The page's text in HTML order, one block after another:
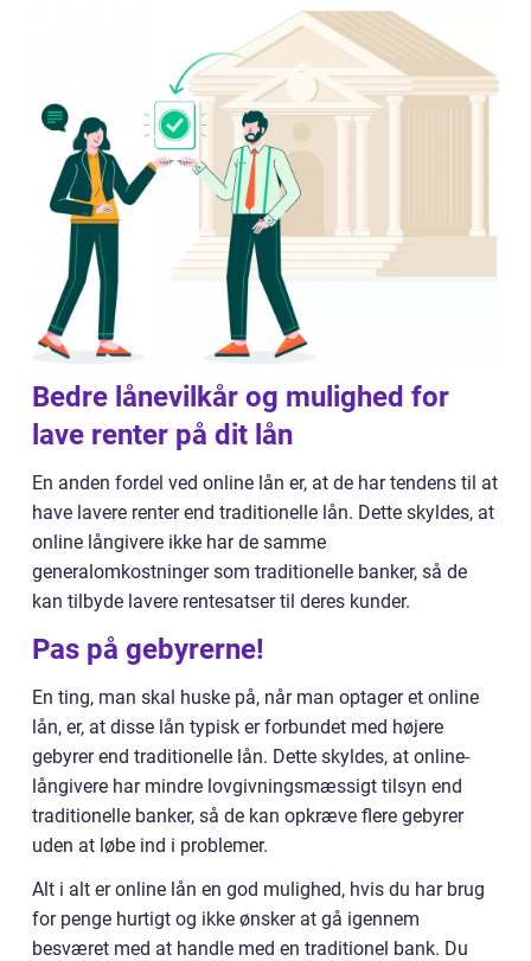
Bedre lånevilkår og mulighed for
lave renter på dit lån
En anden fordel ved online lån er, at de har tendens til at
have lavere renter end traditionelle lån. Dette skyldes, at
online långivere ikke har de samme
generalomkostninger som traditionelle banker, så de
kan tilbyde lavere rentesatser til deres kunder.
Pas på gebyrerne!
En ting, man skal huske på, når man optager et online
lån, er, at disse lån typisk er forbundet med højere
gebyrer end traditionelle lån. Dette skyldes, at online-
långivere har mindre lovgivningsmæssigt tilsyn end
traditionelle banker, så de kan opkræve flere gebyrer
uden at løbe ind i problemer.
Alt i alt er online lån en god mulighed, hvis du har brug
for penge hurtigt og ikke ønsker at gå igennem
besværet med at handle med en traditionel bank. Du